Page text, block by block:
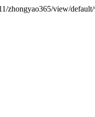
zhongyao365/view/default/